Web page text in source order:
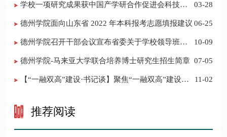
学校一项研究成果获中国产学研合作促进会科技创
03-28
德州学院面向山东省 2022 年本科报考志愿填报建议 06-25
​德州学院召开干部会议宣布省委关于学校领导班子
10-09
德州学院-马来亚大学联合培养博士研究生招生简章 07-05
11-02
推荐阅读